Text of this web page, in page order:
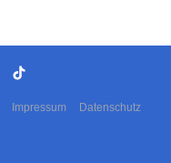
Impressum Datenschutz